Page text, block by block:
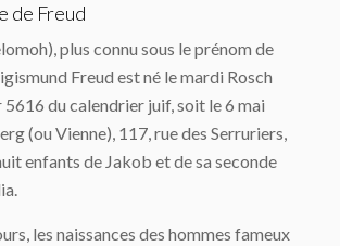
de Freud
plus connu sous le prénom de
Freud est né le mardi Rosch
du calendrier juif, soit le 6 mai
(ou Vienne), 117, rue des Serruriers,
enfants de Jakob et de sa seconde
les naissances des hommes fameux